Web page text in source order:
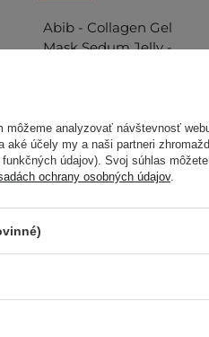
Abib - Collagen Gel
Mask Sedum Jelly -
analyzovať návštevnosť
účely my a naši partneri
údajov). Svoj súhlas
ochrany osobných údajov.